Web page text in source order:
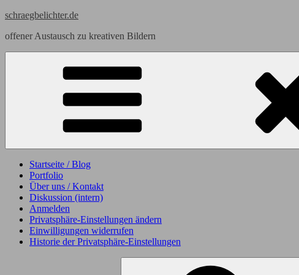
Skip
content
schraegbelichter.de
offener Austausch zu kreativen Bildern
Startseite / Blog
Portfolio
Über uns / Kontakt
Diskussion (intern)
Anmelden
Privatsphäre-Einstellungen ändern
Einwilligungen widerrufen
Historie der Privatsphäre-Einstellungen